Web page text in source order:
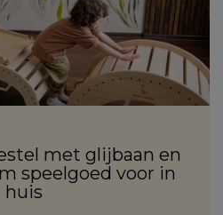
met glijbaan en
speelgoed voor in
huis